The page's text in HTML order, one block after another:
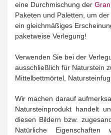
eine Durchmischung der
Paketen und Paletten, um
ein gleichmäßiges
paketweise Verlegung!
Verwenden Sie bei der
ausschließlich für Naturstein
Mittelbettmörtel,
Wir machen darauf
Natursteinprodukt handelt
diesen Bildern bzw.
Natürliche